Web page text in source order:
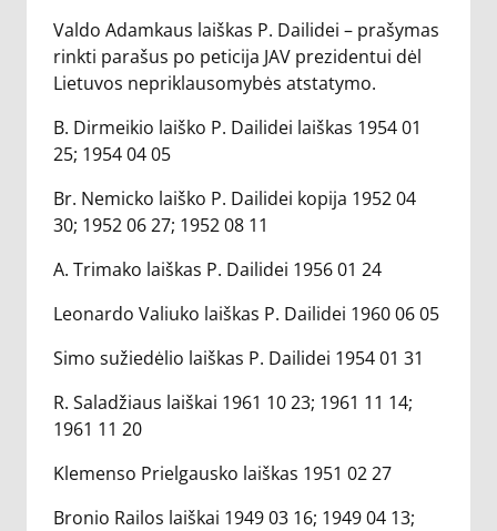
Valdo Adamkaus laiškas P. Dailidei – prašymas
rinkti parašus po peticija JAV prezidentui dėl
Lietuvos nepriklausomybės atstatymo.
B. Dirmeikio laiško P. Dailidei laiškas 1954 01
25; 1954 04 05
Br. Nemicko laiško P. Dailidei kopija 1952 04
30; 1952 06 27; 1952 08 11
A. Trimako laiškas P. Dailidei 1956 01 24
Leonardo Valiuko laiškas P. Dailidei 1960 06 05
Simo sužiedėlio laiškas P. Dailidei 1954 01 31
R. Saladžiaus laiškai 1961 10 23; 1961 11 14;
1961 11 20
Klemenso Prielgausko laiškas 1951 02 27
Bronio Railos laiškai 1949 03 16; 1949 04 13;